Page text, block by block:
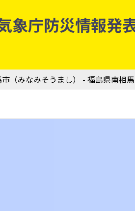
象庁防災情報発
市（みなみそうまし） - 福島県南相